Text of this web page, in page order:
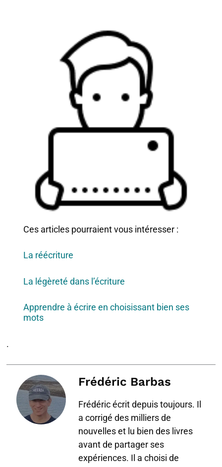
Ces articles pourraient vous intéresser :
La réécriture
La légèreté dans l’écriture
Apprendre à écrire en choisissant bien ses
mots
.
Frédéric Barbas
Frédéric écrit depuis toujours. Il
a corrigé des milliers de
nouvelles et lu bien des livres
avant de partager ses
expériences. Il a choisi de